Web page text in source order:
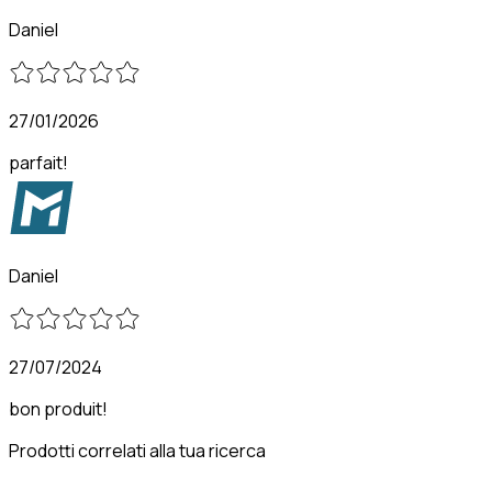
Daniel
27/01/2026
parfait!
Daniel
27/07/2024
bon produit!
Prodotti correlati alla tua ricerca